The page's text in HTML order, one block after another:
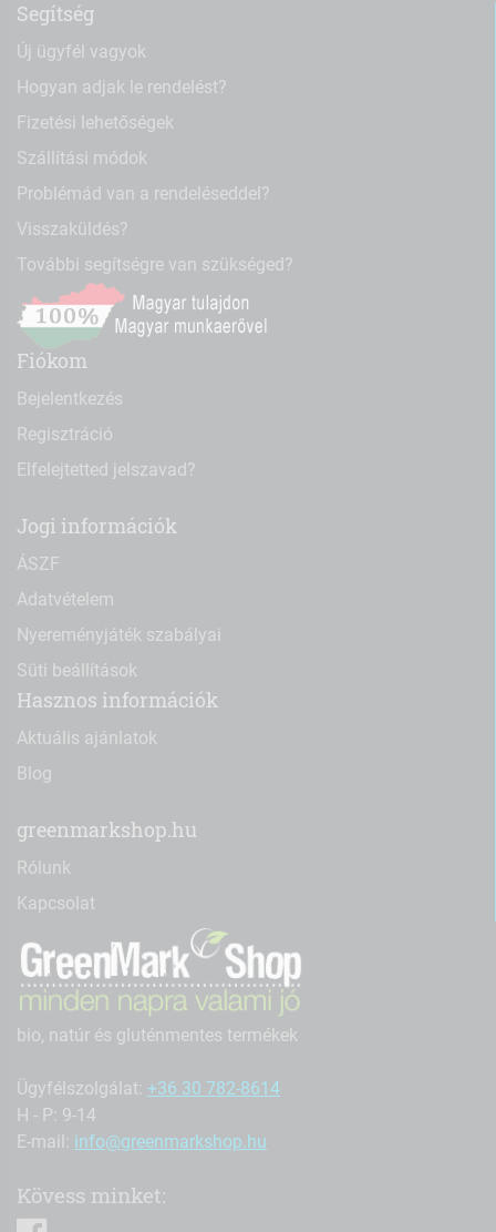
Segítség
Új ügyfél vagyok
Hogyan adjak le rendelést?
Fizetési lehetőségek
Szállítási módok
Problémád van a rendeléseddel?
Visszaküldés?
További segítségre van szükséged?
Fiókom
Bejelentkezés
Regisztráció
Elfelejtetted jelszavad?
Jogi információk
ÁSZF
Adatvételem
Nyereményjáték szabályai
Süti beállítások
Hasznos információk
Aktuális ajánlatok
Blog
greenmarkshop.hu
Rólunk
Kapcsolat
bio, natúr és gluténmentes termékek
Ügyfélszolgálat: +36 30 782-8614
H - P: 9-14
E-mail: info@greenmarkshop.hu
Kövess minket: